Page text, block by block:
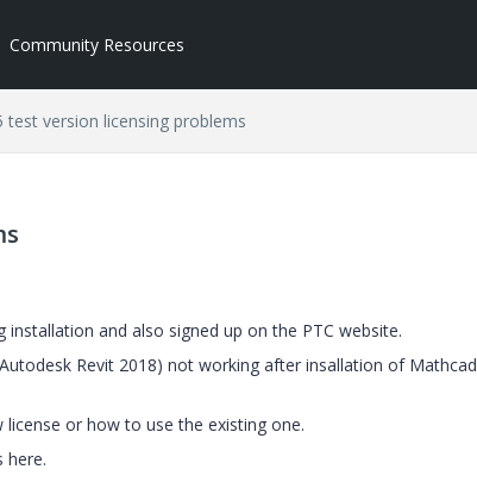
Community Resources
test version licensing problems
and also signed up on the PTC website.
Revit 2018) not working after insallation of Mathcad
or how to use the existing one.
here.